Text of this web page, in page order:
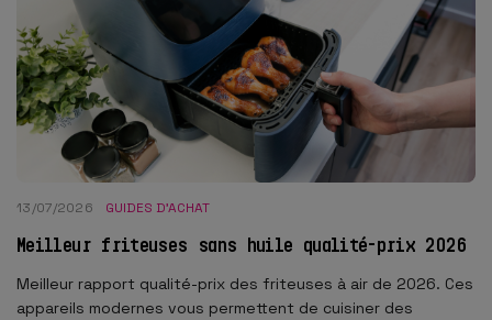
13/07/2026 GUIDES D'ACHAT
Meilleur friteuses sans huile qualité-prix 2026
Meilleur rapport qualité-prix des friteuses à air de 2026. Ces
appareils modernes vous permettent de cuisiner des